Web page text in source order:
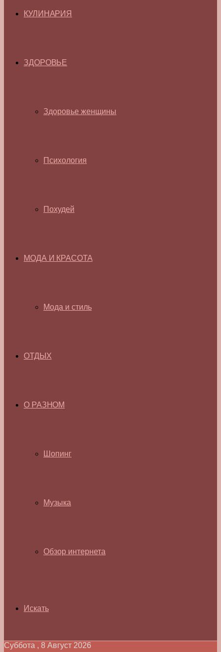
КУЛИНАРИЯ
ЗДОРОВЬЕ
Здоровье женщины
Психология
Похудей
МОДА И КРАСОТА
Мода и стиль
ОТДЫХ
О РАЗНОМ
Шопинг
Музыка
Обзор интернета
Искать
Суббота , 8 Август 2026